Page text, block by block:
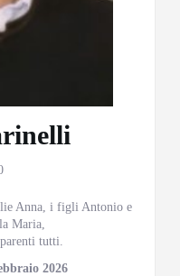
Anna, i figli Antonio e
Maria,
tutti.
2026